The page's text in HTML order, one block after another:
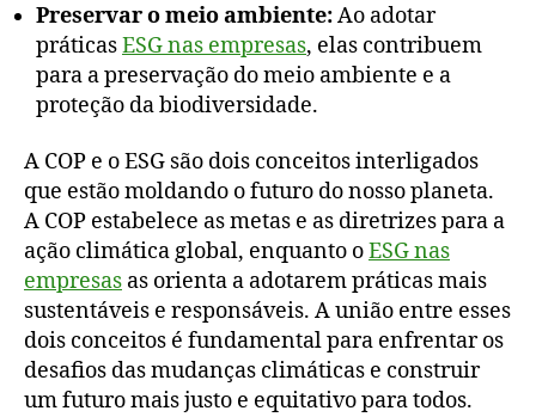
Preservar o meio ambiente:Ao adotar
práticasESG nas empresas, elas contribuem
para a preservação do meio ambiente e a
proteção da biodiversidade.
A COP e o ESG são dois conceitos interligados
que estão moldando o futuro do nosso planeta.
A COP estabelece as metas e as diretrizes para a
ação climática global, enquanto oESG nas
empresas as orienta a adotarem práticas mais
sustentáveis e responsáveis. A união entre esses
dois conceitos é fundamental para enfrentar os
desafios das mudanças climáticas e construir
um futuro mais justo e equitativo para todos.